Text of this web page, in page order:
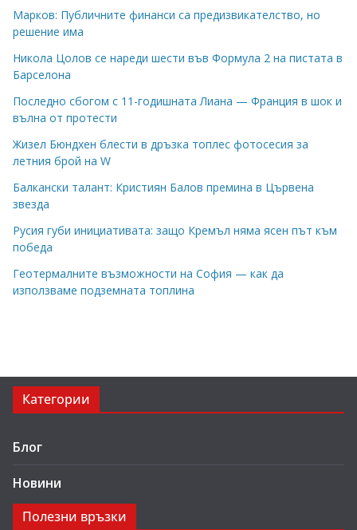
Марков: Публичните финанси са предизвикателство, но
решение има
Никола Цолов се нареди шести във Формула 2 на пистата в
Барселона
Последно сбогом с 11-годишната Лиана — Франция в шок и
вълна от протести
Жизел Бюндхен блести в дръзка топлес фотосесия за
летния брой на W
Балкански талант: Кристиян Балов премина в Цървена
звезда
Русия губи инициативата: защо Кремъл няма ясен път към
победа
Геотермалните възможности на София — как да
използваме подземната топлина
Категории
Блог
Новини
Полезни връзки